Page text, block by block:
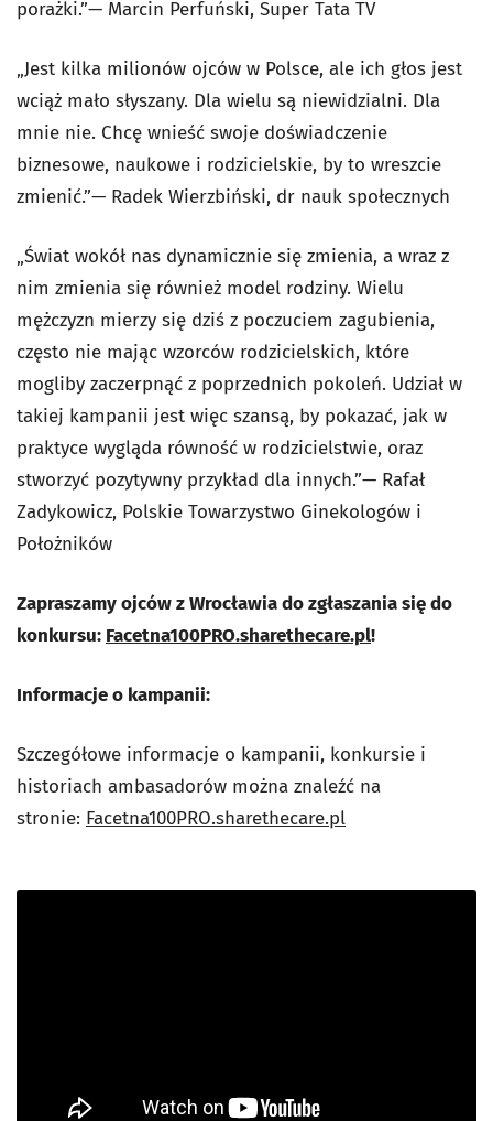
porażki.”— Marcin Perfuński, Super Tata TV
„Jest kilka milionów ojców w Polsce, ale ich głos jest
wciąż mało słyszany. Dla wielu są niewidzialni. Dla
mnie nie. Chcę wnieść swoje doświadczenie
biznesowe, naukowe i rodzicielskie, by to wreszcie
zmienić.”— Radek Wierzbiński, dr nauk społecznych
„Świat wokół nas dynamicznie się zmienia, a wraz z
nim zmienia się również model rodziny. Wielu
mężczyzn mierzy się dziś z poczuciem zagubienia,
często nie mając wzorców rodzicielskich, które
mogliby zaczerpnąć z poprzednich pokoleń. Udział w
takiej kampanii jest więc szansą, by pokazać, jak w
praktyce wygląda równość w rodzicielstwie, oraz
stworzyć pozytywny przykład dla innych.”— Rafał
Zadykowicz, Polskie Towarzystwo Ginekologów i
Położników
Zapraszamy ojców z Wrocławia do zgłaszania się do
konkursu: Facetna100PRO.sharethecare.pl!
Informacje o kampanii:
Szczegółowe informacje o kampanii, konkursie i
historiach ambasadorów można znaleźć na
stronie: Facetna100PRO.sharethecare.pl